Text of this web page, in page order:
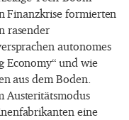
Finanzkrise formierten
rasender
autonomes
Economy“ und wie
aus dem Boden.
Austeritätsmodus
eine